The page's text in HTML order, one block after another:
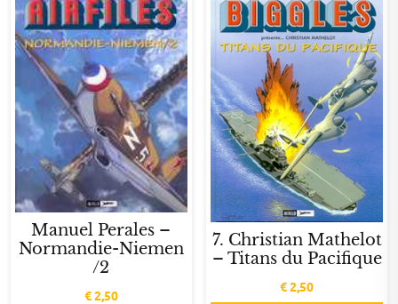
Manuel Perales –
Normandie-Niemen
/2
€2,50
7. Christian Mathelot
– Titans du Pacifique
€2,50